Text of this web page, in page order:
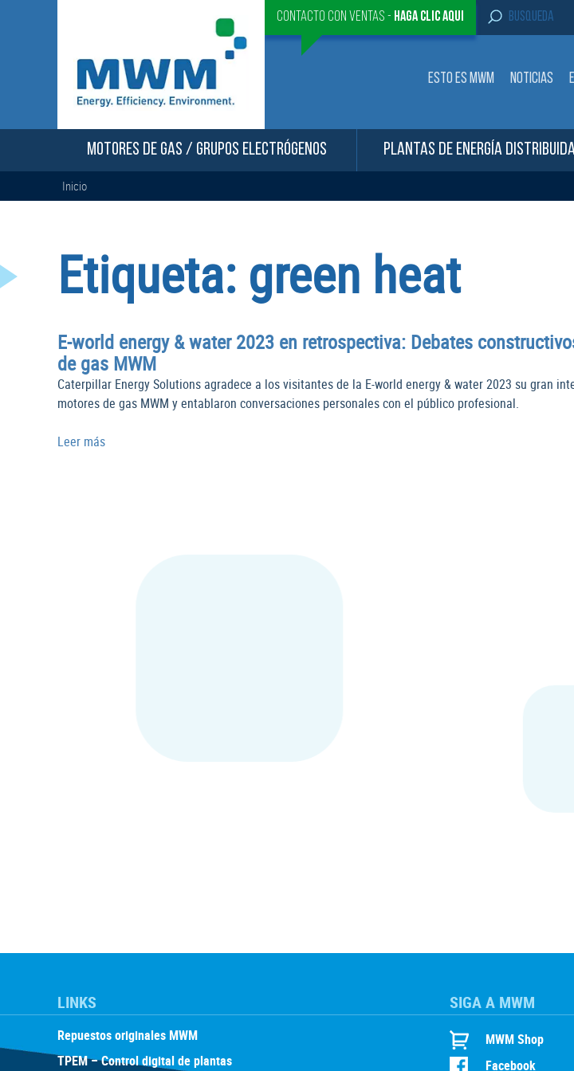
Contacto con ventas - Haga clic aqui
S
e
c
h
r
:
ESTO ES MWM NOTICIAS
MOTORES DE GAS / GRUPOS ELECTRÓGENOS PLANTAS DE ENERGÍA
Inicio
Etiqueta: green heat
E-world energy & water 2023 en retrospectiva: Debates
de gas MWM
Caterpillar Energy Solutions agradece a los visitantes de la E-world energy & water 2023 su gran
motores de gas MWM y entablaron conversaciones personales con el público profesional.
Leer más
LINKS
Repuestos originales MWM
TPEM – Control digital de plantas
SIGA A MWM
MWM Shop
Facebook